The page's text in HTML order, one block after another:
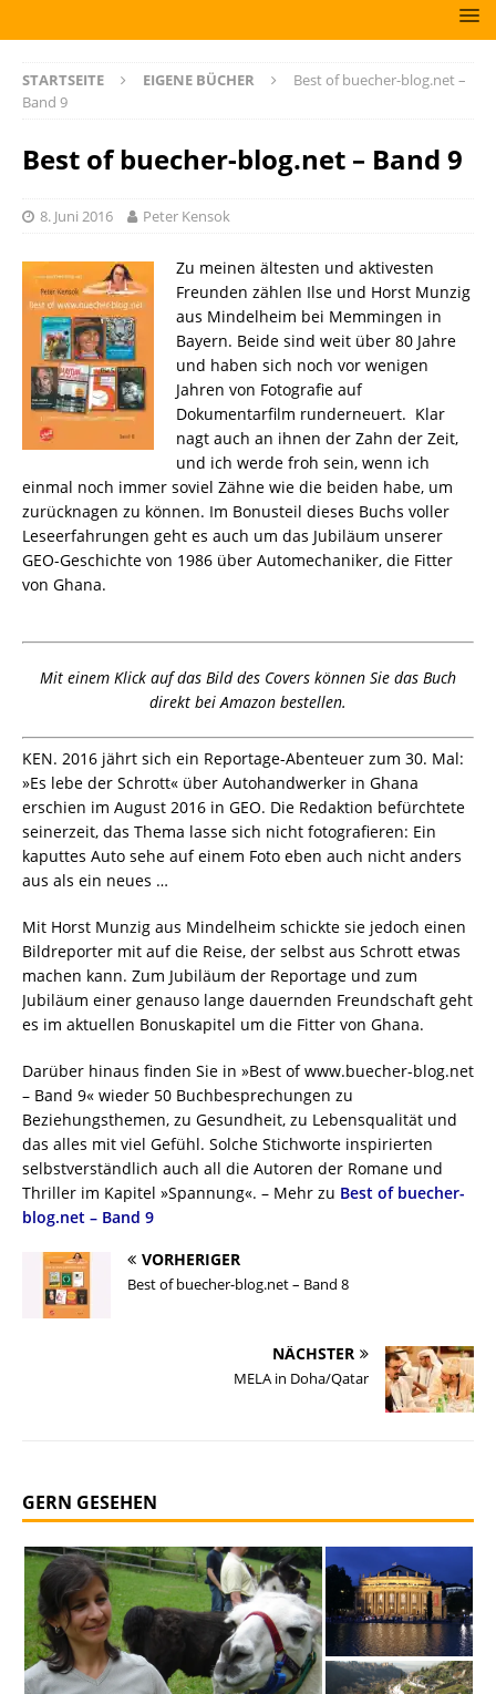
STARTSEITE EIGENE BÜCHER
Best of buecher-blog.net –
Band 9
Best of buecher-blog.net – Band 9
8. Juni 2016 Peter Kensok
Zu meinen ältesten und aktivesten
Freunden zählen Ilse und Horst Munzig
aus Mindelheim bei Memmingen in
Bayern. Beide sind weit über 80 Jahre
und haben sich noch vor wenigen
Jahren von Fotografie auf
Dokumentarfilm runderneuert. Klar
nagt auch an ihnen der Zahn der Zeit,
und ich werde froh sein, wenn ich
einmal noch immer soviel Zähne wie die beiden habe, um
zurücknagen zu können. Im Bonusteil dieses Buchs voller
Leseerfahrungen geht es auch um das Jubiläum unserer
GEO-Geschichte von 1986 über Automechaniker, die Fitter
von Ghana.
Mit einem Klick auf das Bild des Covers können Sie das Buch
direkt bei Amazon bestellen.
KEN. 2016 jährt sich ein Reportage-Abenteuer zum 30. Mal:
»Es lebe der Schrott« über Autohandwerker in Ghana
erschien im August 2016 in GEO. Die Redaktion befürchtete
seinerzeit, das Thema lasse sich nicht fotografieren: Ein
kaputtes Auto sehe auf einem Foto eben auch nicht anders
aus als ein neues …
Mit Horst Munzig aus Mindelheim schickte sie jedoch einen
Bildreporter mit auf die Reise, der selbst aus Schrott etwas
machen kann. Zum Jubiläum der Reportage und zum
Jubiläum einer genauso lange dauernden Freundschaft geht
es im aktuellen Bonuskapitel um die Fitter von Ghana.
Darüber hinaus finden Sie in »Best of www.buecher-blog.net
– Band 9« wieder 50 Buchbesprechungen zu
Beziehungsthemen, zu Gesundheit, zu Lebensqualität und
das alles mit viel Gefühl. Solche Stichworte inspirierten
selbstverständlich auch all die Autoren der Romane und
Thriller im Kapitel »Spannung«. – Mehr zu Best of buecher-
blog.net – Band 9
VORHERIGER
Best of buecher-blog.net – Band 8
NÄCHSTER
MELA in Doha/Qatar
GERN GESEHEN